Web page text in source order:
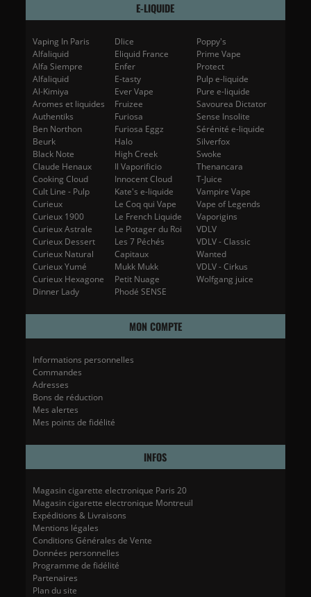
E-LIQUIDE
Vaping In Paris
Alfaliquid
Alfa Siempre
Alfaliquid
Al-Kimiya
Aromes et liquides
Authentiks
Ben Northon
Beurk
Black Note
Claude Henaux
Cooking Cloud
Cult Line - Pulp
Curieux
Curieux 1900
Curieux Astrale
Curieux Dessert
Curieux Natural
Curieux Yumé
Curieux Hexagone
Dinner Lady
Dlice
Eliquid France
Enfer
E-tasty
Ever Vape
Fruizee
Furiosa
Furiosa Eggz
Halo
High Creek
Il Vaporificio
Innocent Cloud
Kate's e-liquide
Le Coq qui Vape
Le French Liquide
Le Potager du Roi
Les 7 Péchés
Capitaux
Mukk Mukk
Petit Nuage
Phodé SENSE
Poppy's
Prime Vape
Protect
Pulp e-liquide
Pure e-liquide
Savourea Dictator
Sense Insolite
Sérénité e-liquide
Silverfox
Swoke
Thenancara
T-Juice
Vampire Vape
Vape of Legends
Vaporigins
VDLV
VDLV - Classic
Wanted
VDLV - Cirkus
Wolfgang juice
MON COMPTE
Informations personnelles
Commandes
Adresses
Bons de réduction
Mes alertes
Mes points de fidélité
INFOS
Magasin cigarette electronique Paris 20
Magasin cigarette electronique Montreuil
Expéditions & Livraisons
Mentions légales
Conditions Générales de Vente
Données personnelles
Programme de fidélité
Partenaires
Plan du site